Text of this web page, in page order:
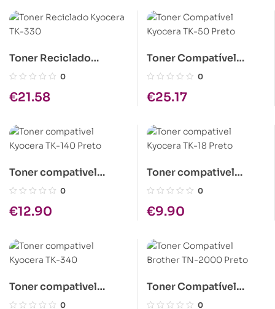
Toner Reciclado
Kyocera TK-330
0
€21.58
Toner Compatível
Kyocera TK-50 Preto
0
€25.17
Toner compativel
Kyocera TK-140 Preto
0
€12.90
Toner compativel
Kyocera TK-18 Preto
0
€9.90
Toner compativel
Kyocera TK-340
0
Toner Compatível
Brother TN-2000 Preto
0